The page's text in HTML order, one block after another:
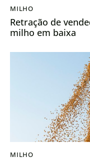
MILHO
Retração de
milho em baixa
MILHO